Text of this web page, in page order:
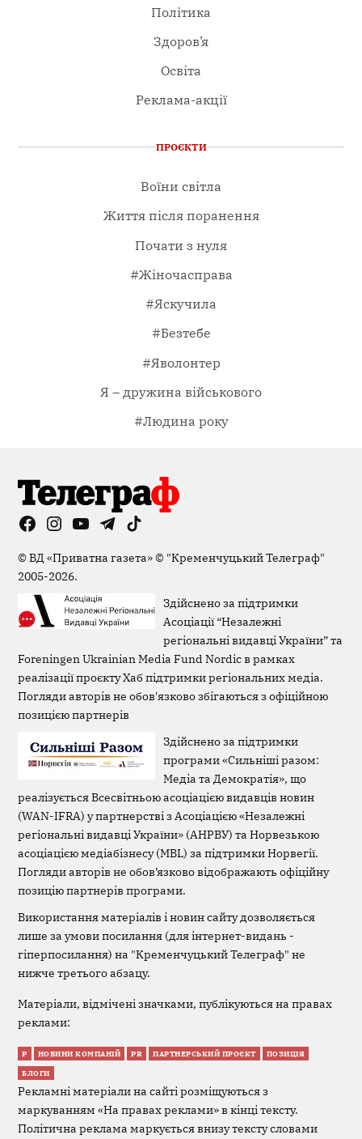
Політика
Здоров’я
Освіта
Реклама-акції
ПРОЄКТИ
Воїни світла
Життя після поранення
Почати з нуля
#Жіночасправа
#Яскучила
#Безтебе
#Яволонтер
Я – дружина військового
#Людина року
FacebookInstagram
YouTubeTelegramTikTok
©ВД «Приватна газета»© "Кременчуцький Телеграф"
2005-2026.
Здійснено за підтримки
Асоціації “Незалежні
регіональні видавці України” та
Foreningen Ukrainian Media Fund Nordic в рамках
реалізації проєкту Хаб підтримки регіональних медіа.
Погляди авторів не обов'язково збігаються з офіційною
позицією партнерів
Здійснено за підтримки
програми «Сильніші разом:
Медіа та Демократія», що
реалізується Всесвітньою асоціацією видавців новин
(WAN-IFRA) у партнерстві з Асоціацією «Незалежні
регіональні видавці України» (АНРВУ) та Норвезькою
асоціацією медіабізнесу (MBL) за підтримки Норвегії.
Погляди авторів не обов’язково відображають офіційну
позицію партнерів програми.
Використання матеріалів і новин сайту дозволяється
лише за умови посилання (для інтернет-видань -
гіперпосилання) на "Кременчуцький Телеграф" не
нижче третього абзацу.
Матеріали, відмічені значками, публікуються на правах
реклами:
Р НОВИНИ КОМПАНІЙ PR ПАРТНЕРСЬКИЙ ПРОЄКТ ПОЗИЦІЯ
БЛОГИ
Рекламні матеріали на сайті розміщуються з
маркуванням «На правах реклами» в кінці тексту.
Політична реклама маркується внизу тексту словами